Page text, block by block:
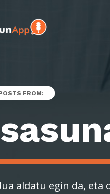
FROM:
aldatu egin da,